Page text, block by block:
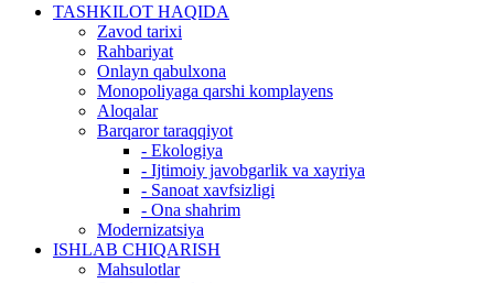
TASHKILOT HAQIDA
Zavod tarixi
Rahbariyat
Onlayn qabulxona
Monopoliyaga qarshi komplayens
Aloqalar
Barqaror taraqqiyot
- Ekologiya
- Ijtimoiy javobgarlik va xayriya
- Sanoat xavfsizligi
- Ona shahrim
Modernizatsiya
ISHLAB CHIQARISH
Mahsulotlar